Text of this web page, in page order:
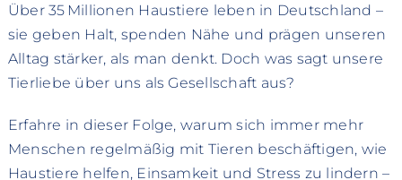
Über 35 Millionen Haustiere leben in Deutschland –
sie geben Halt, spenden Nähe und prägen unseren
Alltag stärker, als man denkt. Doch was sagt unsere
Tierliebe über uns als Gesellschaft aus?
Erfahre in dieser Folge, warum sich immer mehr
Menschen regelmäßig mit Tieren beschäftigen, wie
Haustiere helfen, Einsamkeit und Stress zu lindern –